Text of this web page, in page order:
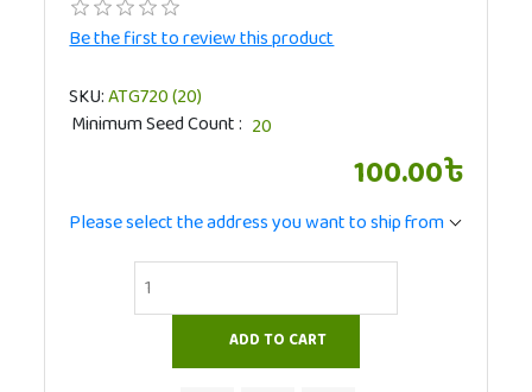
Be the first to review this product
SKU:ATG720 (20)
Minimum Seed Count
100.00৳
Please select the address you want to ship from